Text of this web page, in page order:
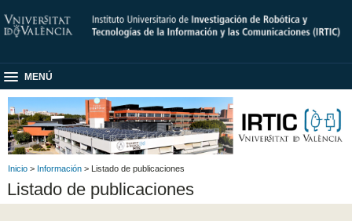
MENÚ
Inicio > Información > Listado de publicaciones
Listado de publicaciones